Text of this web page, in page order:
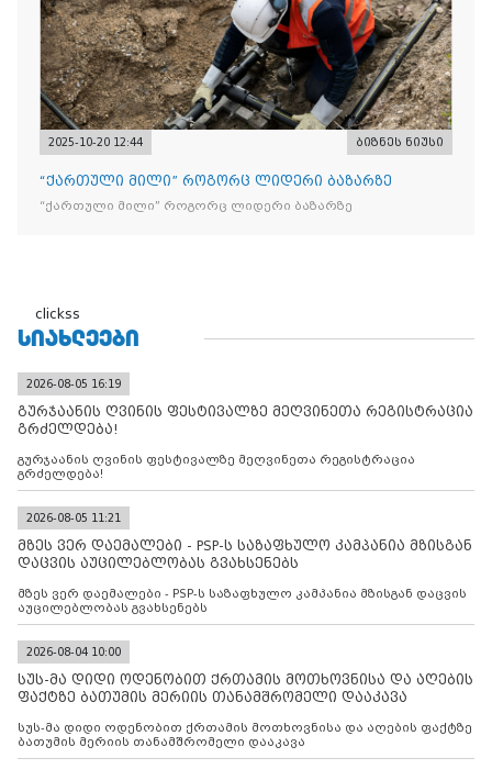
2025-10-20 12:44 ბიზნეს ნიუსი
“ქართული მილი” როგორც ლიდერი ბაზარზე
“ქართული მილი” როგორც ლიდერი ბაზარზე
clickss
ᲡᲘᲐᲮᲚᲔᲔᲑᲘ
2026-08-05 16:19
გურჯაანის ღვინის ფესტივალზე მეღვინეთა რეგისტრაცია
გრძელდება!
გურჯაანის ღვინის ფესტივალზე მეღვინეთა რეგისტრაცია
გრძელდება!
2026-08-05 11:21
მზეს ვერ დაემალები - PSP-ს საზაფხულო კამპანია მზისგან
დაცვის აუცილებლობას გვახსენებს
მზეს ვერ დაემალები - PSP-ს საზაფხულო კამპანია მზისგან დაცვის
აუცილებლობას გვახსენებს
2026-08-04 10:00
სუს-მა დიდი ოდენობით ქრთამის მოთხოვნისა და აღების
ფაქტზე ბათუმის მერიის თანამშრომელი დააკავა
სუს-მა დიდი ოდენობით ქრთამის მოთხოვნისა და აღების ფაქტზე
ბათუმის მერიის თანამშრომელი დააკავა